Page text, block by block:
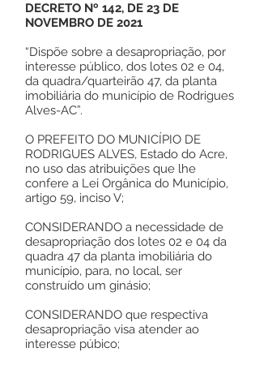
DECRETO Nº 142, DE 23 DE
NOVEMBRO DE 2021
“Dispõe sobre a desapropriação, por
interesse público, dos lotes 02 e 04,
da quadra/quarteirão 47, da planta
imobiliária do município de Rodrigues
Alves-AC”.
O PREFEITO DO MUNICÍPIO DE
RODRIGUES ALVES, Estado do Acre,
no uso das atribuições que lhe
confere a Lei Orgânica do Município,
artigo 59, inciso V;
CONSIDERANDO a necessidade de
desapropriação dos lotes 02 e 04 da
quadra 47 da planta imobiliária do
município, para, no local, ser
construído um ginásio;
CONSIDERANDO que respectiva
desapropriação visa atender ao
interesse púbico;